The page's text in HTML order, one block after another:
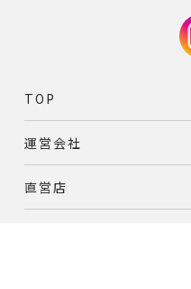
TOP
運営会社
直営店